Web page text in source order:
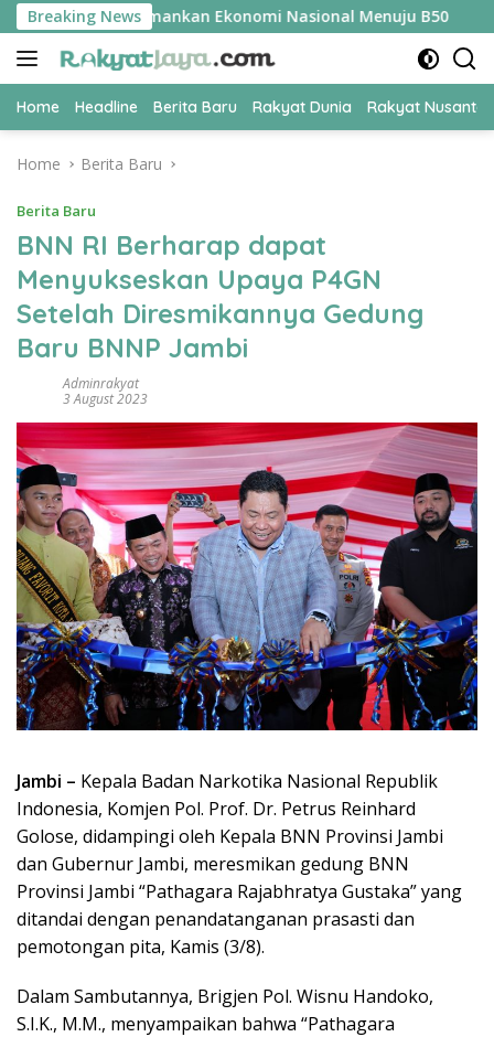
Skip
to
content
Breaking News
Kunci Amankan Ekonomi Nasional Menuju B50
Home Headline Berita Baru Rakyat Dunia Rakyat
Home Berita Baru
Berita Baru
BNN RI Berharap dapat
Menyukseskan Upaya P4GN
Setelah Diresmikannya Gedung
Baru BNNP Jambi
Adminrakyat
3 August 2023
Jambi – Kepala Badan Narkotika Nasional Republik
Indonesia, Komjen Pol. Prof. Dr. Petrus Reinhard
Golose, didampingi oleh Kepala BNN Provinsi Jambi
dan Gubernur Jambi, meresmikan gedung BNN
Provinsi Jambi “Pathagara Rajabhratya Gustaka” yang
ditandai dengan penandatanganan prasasti dan
pemotongan pita, Kamis (3/8).
Dalam Sambutannya, Brigjen Pol. Wisnu Handoko,
S.I.K., M.M., menyampaikan bahwa “Pathagara